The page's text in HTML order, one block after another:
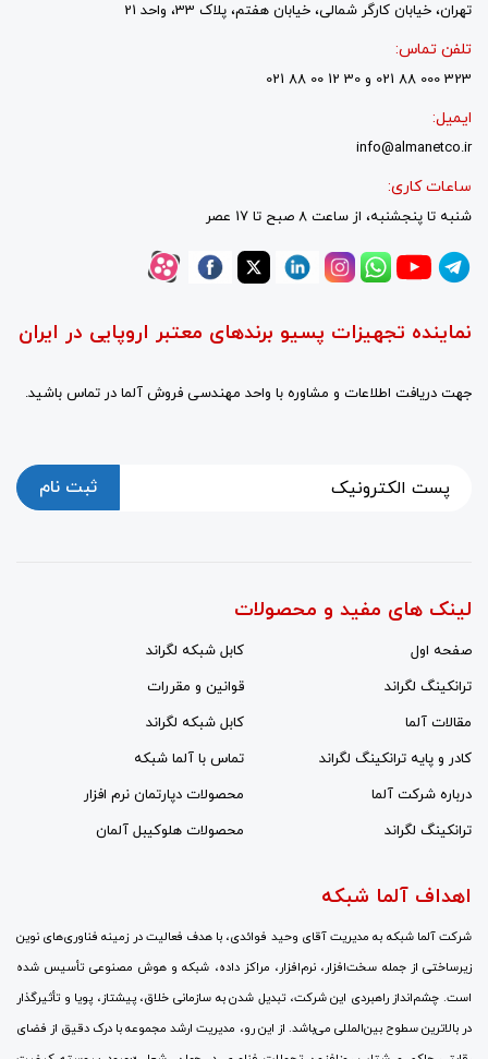
تهران، خیابان کارگر شمالی، خیابان هفتم، پلاک 33، واحد 21
تلفن تماس:
323 000 88 021 و 30 12 00 88 021
ایمیل:
info@almanetco.ir
ساعات کاری:
شنبه تا پنجشنبه، از ساعت 8 صبح تا 17 عصر
نماینده تجهیزات پسیو برندهای معتبر اروپایی در ایران
جهت دریافت اطلاعات و مشاوره با واحد مهندسی فروش آلما در تماس باشید.
ثبت نام
لینک های مفید و محصولات
صفحه اول
کابل شبکه لگراند
ترانکینگ لگراند
قوانین و مقررات
مقالات آلما
کابل شبکه لگراند
کادر و پایه ترانکینگ لگراند
تماس با آلما شبکه
درباره شرکت آلما
محصولات دپارتمان نرم افزار
ترانکینگ لگراند
محصولات هلوکیبل آلمان
اهداف آلما شبکه
شرکت آلما شبکه به مدیریت آقای وحید فوائدی، با هدف فعالیت در زمینه فناوری‌های نوین
زیرساختی از جمله سخت‌افزار، نرم‌افزار، مراکز داده، شبکه و هوش مصنوعی تأسیس شده
است. چشم‌انداز راهبردی این شرکت، تبدیل شدن به سازمانی خلاق، پیشتاز، پویا و تأثیرگذار
در بالاترین سطوح بین‌المللی می‌باشد. از این رو، مدیریت ارشد مجموعه با درک دقیق از فضای